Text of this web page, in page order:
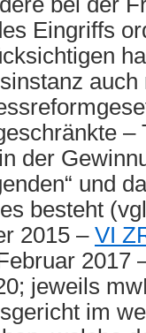
Eingriffs
–
der
und
besteht
2015 – VI
2017
jeweils
im